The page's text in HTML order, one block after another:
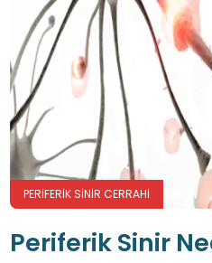
PERIFERIK SINIR CERRAHI
Periferik Sinir